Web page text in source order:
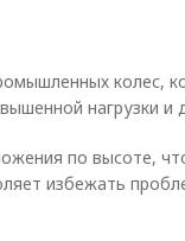
колес,
нагрузки и
по высоте,
избежать